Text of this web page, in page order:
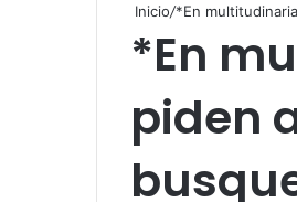
Inicio/*En
*En
piden